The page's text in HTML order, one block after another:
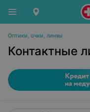
Оптики, очки, линзы
Контактные